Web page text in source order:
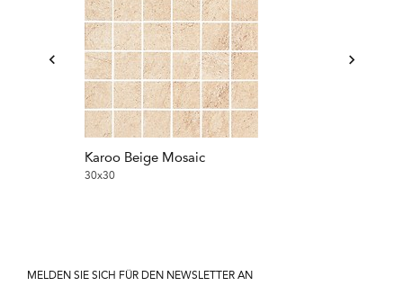
Karoo Beige Mosaic
30x30
MELDEN SIE SICH FÜR DEN NEWSLETTER AN